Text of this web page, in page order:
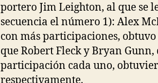
portero Jim Leighton, al que se
secuencia el número 1): Alex
con más participaciones,
que Robert Fleck y Bryan
participación cada uno,
respectivamente.